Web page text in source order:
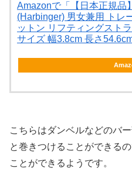
Amazonで「【日本正規品
(Harbinger) 男女兼用 トレ
ットン リフティングスト
サイズ 幅3.8cm 長さ
こちらはダンベルなどのバ
と巻きつけることができる
ことができるようです。